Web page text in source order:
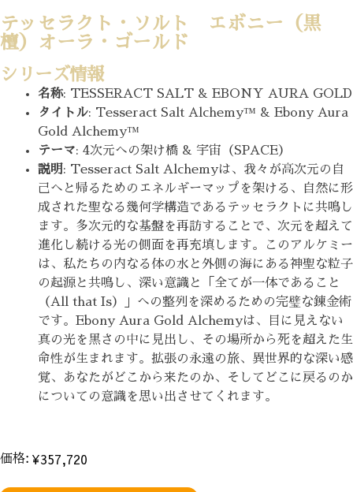
テッセラクト・ソルト エボニー（黒
檀）オーラ・ゴールド
シリーズ情報
名称: TESSERACT SALT & EBONY AURA GOLD
タイトル: Tesseract Salt Alchemy™ & Ebony Aura
Gold Alchemy™
テーマ: 4次元への架け橋 & 宇宙（SPACE）
説明 : Tesseract Salt Alchemyは、我々が高次元の自
己へと帰るためのエネルギーマップを架ける、自然に形
成された聖なる幾何学構造であるテッセラクトに共鳴し
ます。多次元的な基盤を再訪することで、次元を超えて
進化し続ける光の側面を再充填します。このアルケミー
は、私たちの内なる体の水と外側の海にある神聖な粒子
の起源と共鳴し、深い意識と「全てが一体であること
（All that Is）」への整列を深めるための完璧な錬金術
です。Ebony Aura Gold Alchemyは、目に見えない
真の光を黒さの中に見出し、その場所から死を超えた生
命性が生まれます。拡張の永遠の旅、異世界的な深い感
覚、あなたがどこから来たのか、そしてどこに戻るのか
についての意識を思い出させてくれます。
価格: ¥357,720